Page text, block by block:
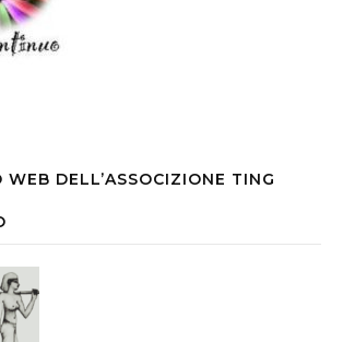
WEB DELL’ASSOCIZIONE TING